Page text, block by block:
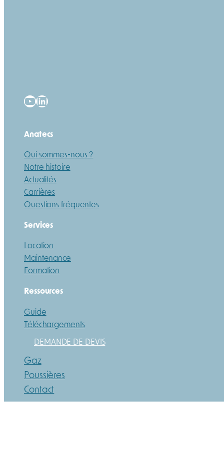
YouTube
LinkedIn
Anatecs
Qui sommes-nous ?
Notre histoire
Actualités
Carrières
Questions fréquentes
Services
Location
Maintenance
Formation
Ressources
Guide
Téléchargements
DEMANDE DE DEVIS
Gaz
Poussières
Contact